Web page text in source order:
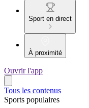
Sport en direct
À proximité
Ouvrir l'app
Tous les contenus
Sports populaires